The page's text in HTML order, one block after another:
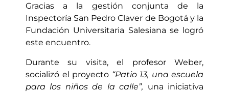
Gracias a la gestión conjunta de la
Inspectoría San Pedro Claver de Bogotá y la
Fundación Universitaria Salesiana se logró
este encuentro.
Durante su visita, el profesor Weber,
socializó el proyecto “Patio 13, una escuela
para los niños de la calle”, una iniciativa